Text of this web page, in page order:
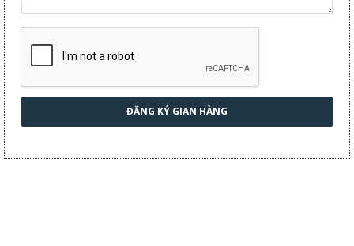
ĐĂNG KÝ GIAN HÀNG